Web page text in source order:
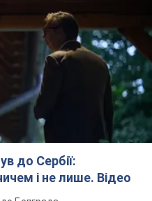
до Сербії:
і не лише. Відео